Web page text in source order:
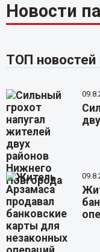
Новости
ТОП новостей